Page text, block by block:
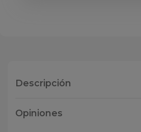
Descripción
Opiniones